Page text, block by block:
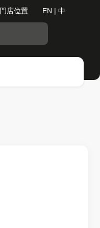
門店位置 EN | 中